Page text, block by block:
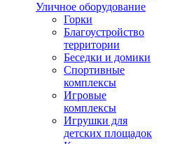
Уличное оборудование
Горки
Благоустройство
территории
Беседки и домики
Спортивные
комплексы
Игровые
комплексы
Игрушки для
детских площадок